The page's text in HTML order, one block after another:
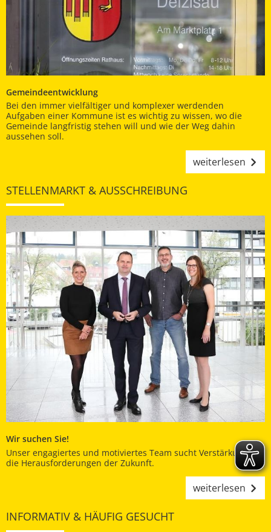
Gemeindeentwicklung
Bei den immer vielfältiger und komplexer werdenden
Aufgaben einer Kommune ist es wichtig zu wissen, wo die
Gemeinde langfristig stehen will und wie der Weg dahin
aussehen soll.
weiterlesen
STELLENMARKT & AUSSCHREIBUNG
Wir suchen Sie!
Unser engagiertes und motiviertes Team sucht Verstärkung für
die Herausforderungen der Zukunft.
weiterlesen
INFORMATIV & HÄUFIG GESUCHT